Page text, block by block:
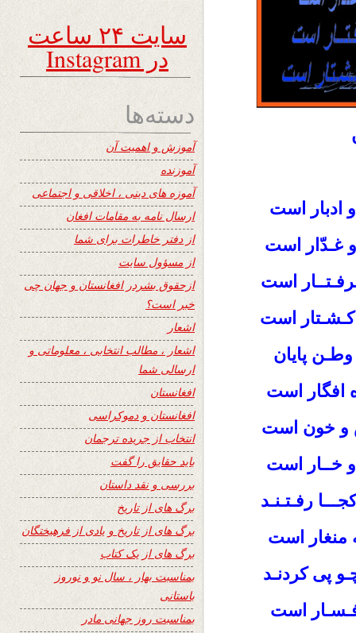
ادبار است
و غـدّار است
است
است
پایان
افگار است
و خون است
و خــار است
رفـتـنـد
منغار است
پی کردنـد
است
سایت ۲۴ ساعت
در Instagram
دسته‌ها
آموزش و اهمیت آن
آموزنده
آموزه های دینی ، اخلاقی و اجتماعی
ارسال نامه به مقامات افغان
از دفتر خاطرات برای شما
از مسؤول سایت
ازحقوق بشردر افغانستان و جهان چی
خبر است؟
اشعار
اشعار ، مطالب انتخابی ، معلوماتی و
ارسالی شما
افغانستان
افغانستان و دموکراسی
انتخاب از جریده ترجمان
باید حقایق را گفت
بررسی و نقد داستان
برگ های از تاریخ
برگ های از تاریخ و یادی از فرهیختگان
برگ های از یک کتاب
بمناسبت بهار ، سال نو و نوروز
باستانی
بمناسبت روز جهانی مادر